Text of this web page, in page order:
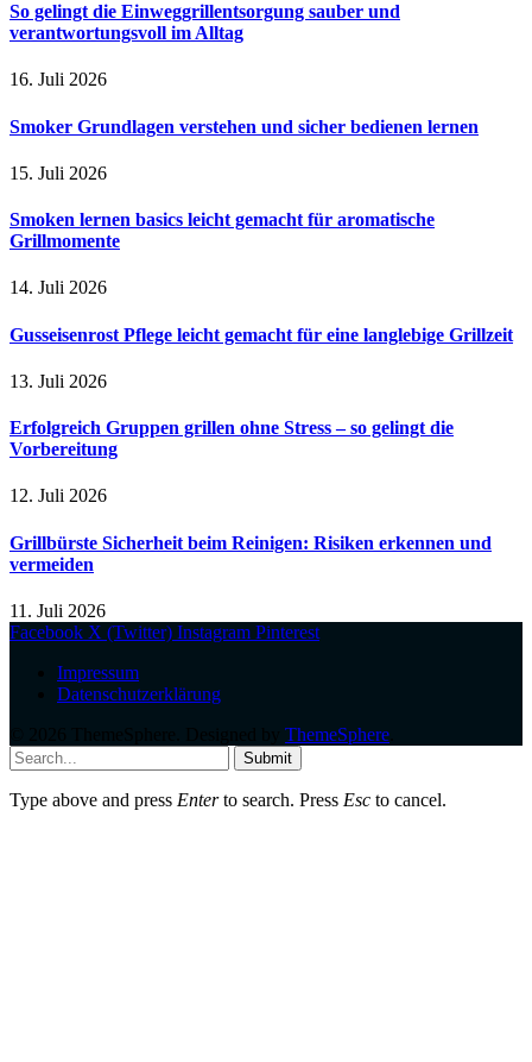
So gelingt die Einweggrillentsorgung sauber und
verantwortungsvoll im Alltag
16. Juli 2026
Smoker Grundlagen verstehen und sicher bedienen lernen
15. Juli 2026
Smoken lernen basics leicht gemacht für aromatische
Grillmomente
14. Juli 2026
Gusseisenrost Pflege leicht gemacht für eine langlebige Grillzeit
13. Juli 2026
Erfolgreich Gruppen grillen ohne Stress – so gelingt die
Vorbereitung
12. Juli 2026
Grillbürste Sicherheit beim Reinigen: Risiken erkennen und
vermeiden
11. Juli 2026
Facebook X (Twitter) Instagram Pinterest
Impressum
Datenschutzerklärung
ThemeSphere
Submit
Type above and press Enterto search. Press Esc to cancel.